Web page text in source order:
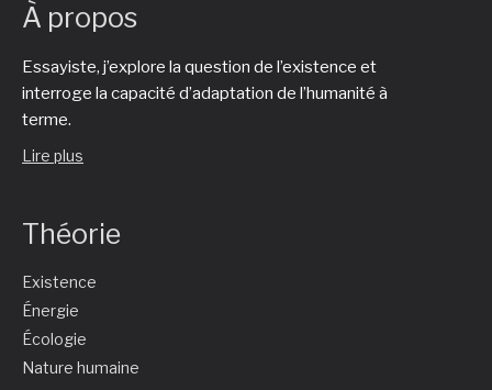
À propos
Essayiste, j’explore la question de l’existence et
interroge la capacité d’adaptation de l’humanité à
terme.
Lire plus
Théorie
Existence
Énergie
Écologie
Nature humaine